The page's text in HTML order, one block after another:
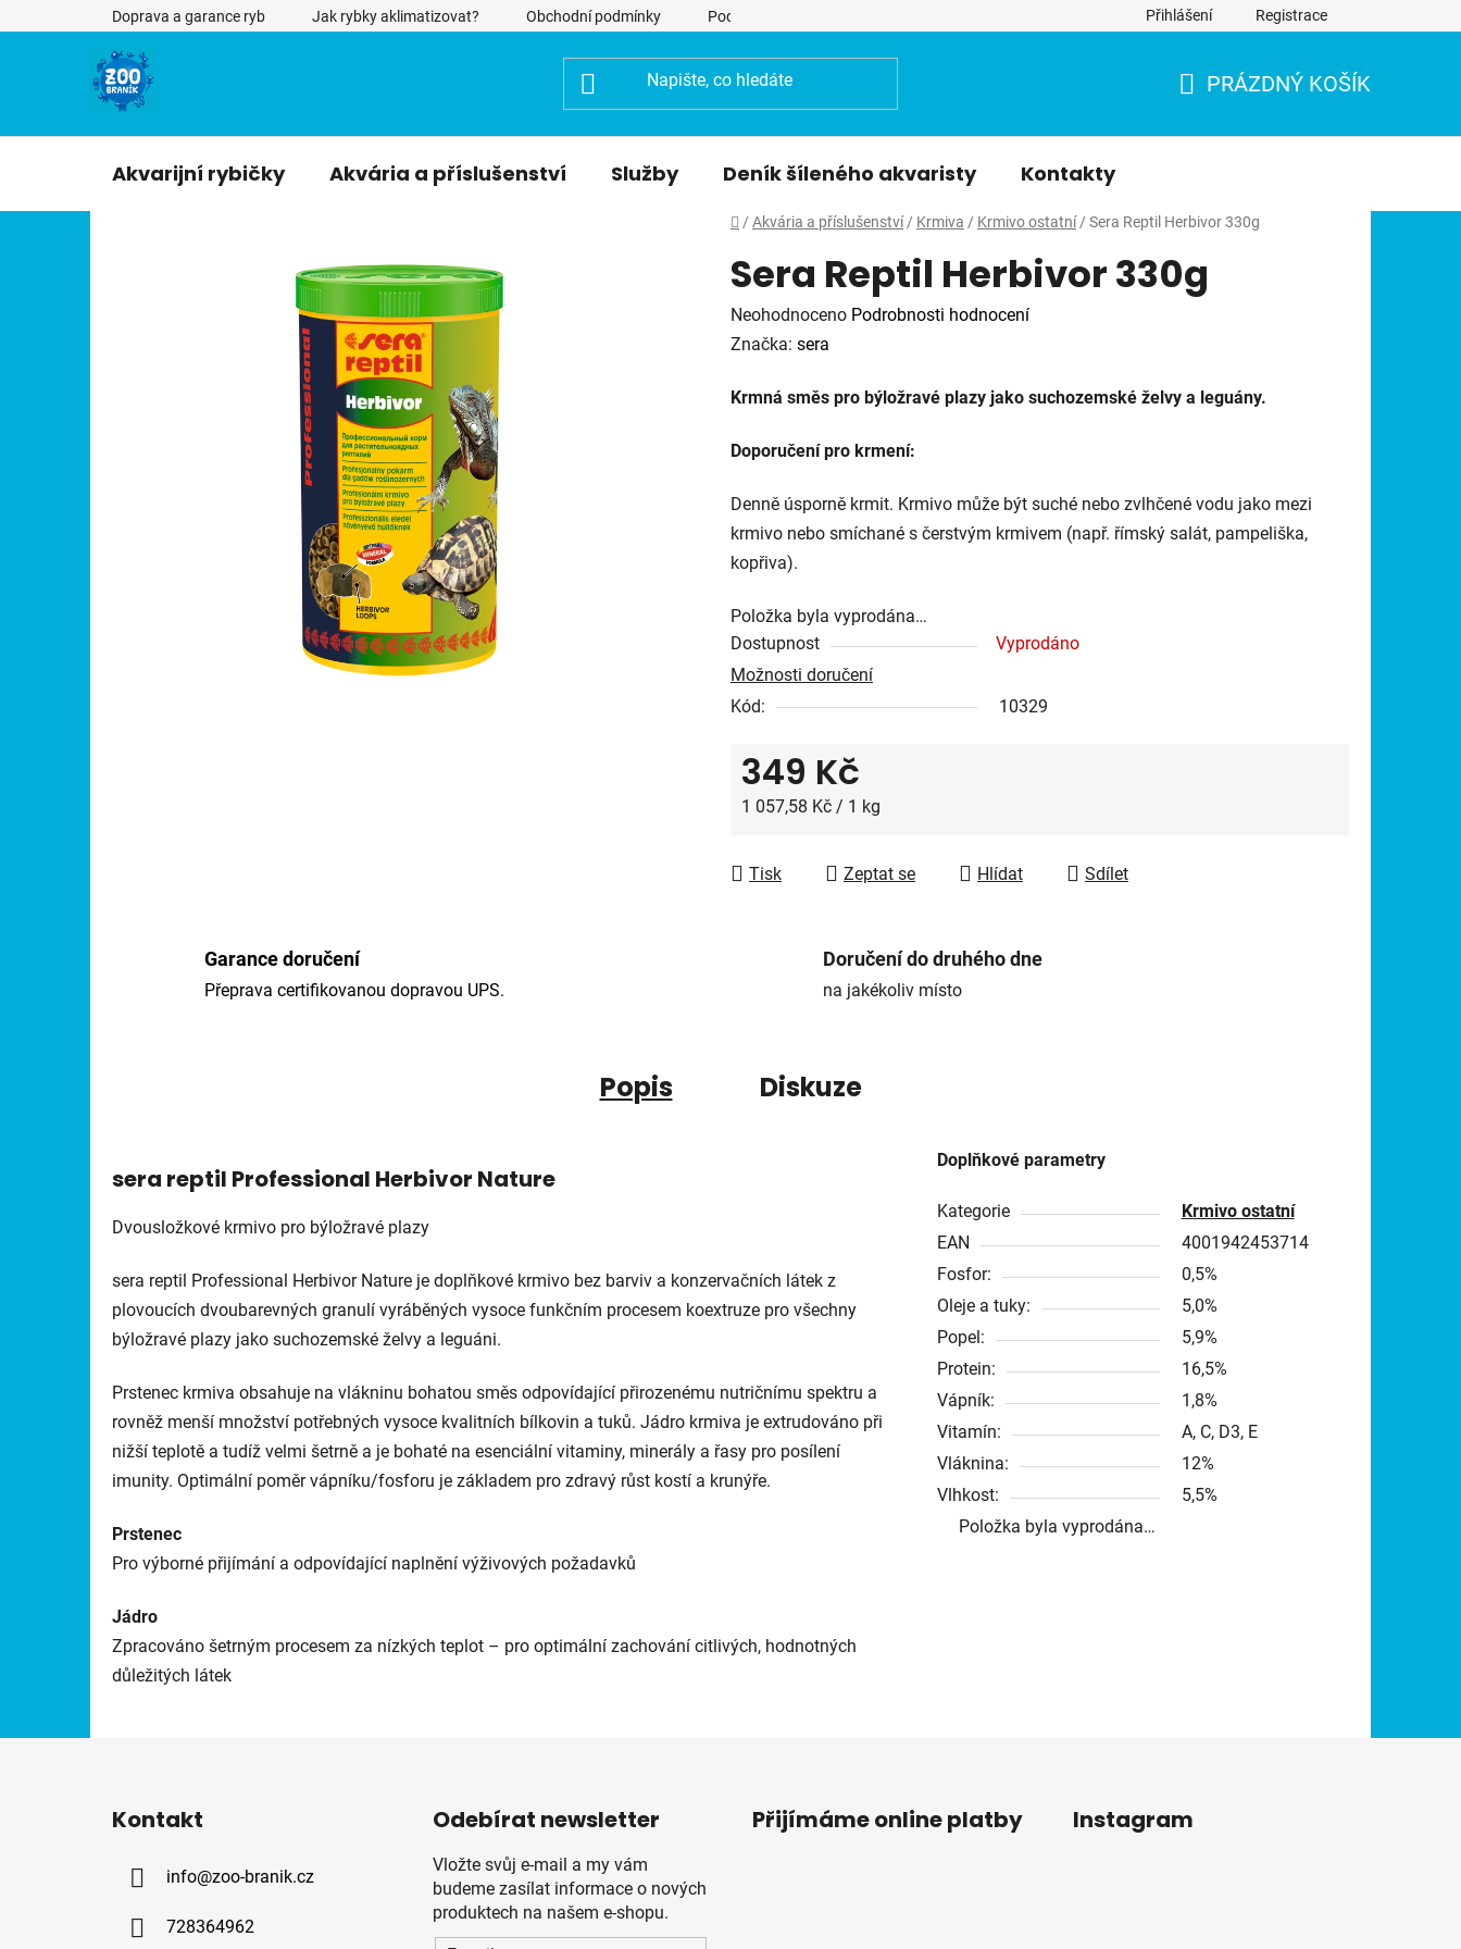
na
Doprava a garance ryb Jak rybky aklimatizovat? Obchodní podmínky Podmínky ochrany osobních údajů Přihlášení Registrace
PRÁZDNÝ KOŠÍK
Akvarijní rybičky Akvária a příslušenství Služby Deník šíleného akvaristy Kontakty
Domů
/ Akvária a příslušenství / Krmiva / Krmivo ostatní / Sera Reptil Herbivor 330g
Sera Reptil Herbivor 330g
Průměrné
hodnocení
je
z
hvězdiček.
Neohodnoceno Podrobnosti hodnocení
Značka: sera
Krmná směs pro býložravé plazy jako suchozemské želvy a leguány.
Doporučení pro krmení:
Denně úsporně krmit. Krmivo může být suché nebo zvlhčené vodu jako mezi
krmivo nebo smíchané s čerstvým krmivem (např. římský salát, pampeliška,
kopřiva).
Položka byla vyprodána…
Dostupnost
Vyprodáno
Možnosti doručení
Kód:
10329
349 Kč
Měrná cena:
1 057,58 Kč / 1 kg
Tisk Zeptat se Hlídat Sdílet
Garance doručení
Přeprava certifikovanou dopravou UPS.
Doručení do druhého dne
na jakékoliv místo
Popis Diskuze
sera reptil Professional Herbivor Nature
Dvousložkové krmivo pro býložravé plazy
sera reptil Professional Herbivor Nature je doplňkové krmivo bez barviv a konzervačních látek z
plovoucích dvoubarevných granulí vyráběných vysoce funkčním procesem koextruze pro všechny
býložravé plazy jako suchozemské želvy a leguáni.
Prstenec krmiva obsahuje na vlákninu bohatou směs odpovídající přirozenému nutričnímu spektru a
rovněž menší množství potřebných vysoce kvalitních bílkovin a tuků. Jádro krmiva je extrudováno při
nižší teplotě a tudíž velmi šetrně a je bohaté na esenciální vitaminy, minerály a řasy pro posílení
imunity. Optimální poměr vápníku/fosforu je základem pro zdravý růst kostí a krunýře.
Prstenec
Pro výborné přijímání a odpovídající naplnění výživových požadavků
Jádro
Zpracováno šetrným procesem za nízkých teplot – pro optimální zachování citlivých, hodnotných
důležitých látek
Doplňkové parametry
Kategorie
Krmivo ostatní
EAN
4001942453714
Fosfor:
0,5%
Oleje a tuky:
5,0%
Popel:
5,9%
Protein:
16,5%
Vápník:
1,8%
Vitamín:
A, C, D3, E
Vláknina:
12%
Vlhkost:
5,5%
Položka byla vyprodána…
Kontakt
info@zoo-branik.cz
728364962
Odebírat newsletter
Vložte svůj e-mail a my vám
budeme zasílat informace o nových
produktech na našem e-shopu.
Přijímáme online platby Instagram